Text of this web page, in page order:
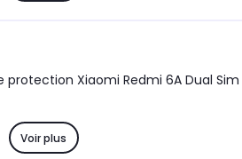
Xiaomi Redmi 6A Dual
Voir plus